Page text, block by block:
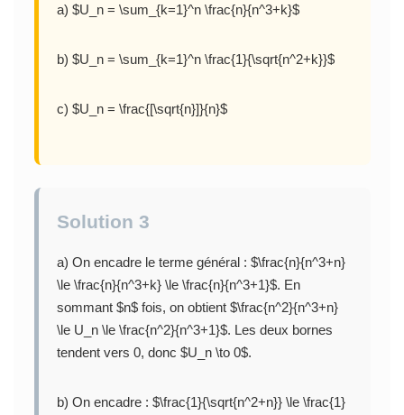
a) $U_n = \sum_{k=1}^n \frac{n}{n^3+k}$
b) $U_n = \sum_{k=1}^n \frac{1}{\sqrt{n^2+k}}$
c) $U_n = \frac{[\sqrt{n}]}{n}$
Solution 3
a) On encadre le terme général : $\frac{n}{n^3+n}
\le \frac{n}{n^3+k} \le \frac{n}{n^3+1}$. En
sommant $n$ fois, on obtient $\frac{n^2}{n^3+n}
\le U_n \le \frac{n^2}{n^3+1}$. Les deux bornes
tendent vers 0, donc $U_n \to 0$.
b) On encadre : $\frac{1}{\sqrt{n^2+n}} \le \frac{1}